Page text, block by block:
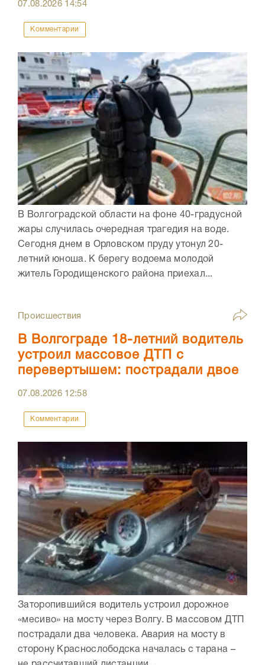
07.08.2026 14:54
Комментарии
В Волгоградской области на фоне 40-градусной
жары случилась очередная трагедия на воде.
Сегодня днем в Орловском пруду утонул 20-
летний юноша. К берегу водоема молодой
житель Городищенского района приехал...
Происшествия
В Волгограде 18-летний водитель
устроил массовое ДТП с
перевертышем: пострадали двое
07.08.2026 12:58
Комментарии
Заторопившийся водитель устроил дорожное
«месиво» на мосту через Волгу. В массовом ДТП
пострадали два человека. Авария на мосту в
сторону Краснослободска началась с тарана –